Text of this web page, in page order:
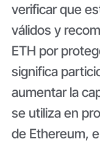
verificar que
válidos y
ETH por
significa
aumentar la
se utiliza en
de Ethereum,